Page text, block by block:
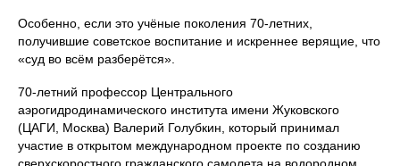
Особенно, если это учёные поколения 70-летних,
получившие советское воспитание и искреннее верящие, что
«суд во всём разберётся».
70-летний профессор Центрального
аэрогидродинамического института имени Жуковского
(ЦАГИ, Москва) Валерий Голубкин, который принимал
участие в открытом международном проекте по созданию